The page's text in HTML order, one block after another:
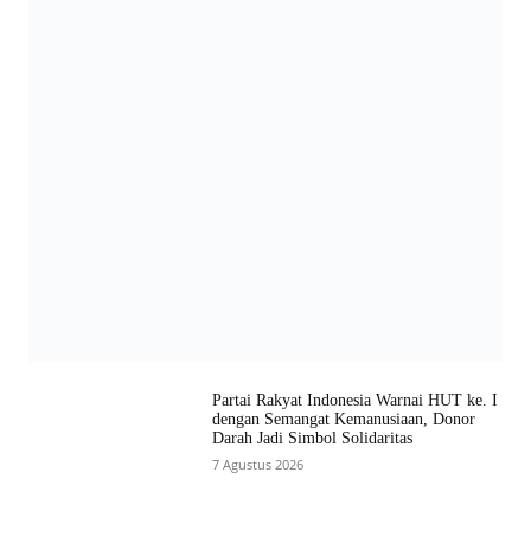
Partai Rakyat Indonesia Warnai HUT ke. I
dengan Semangat Kemanusiaan, Donor
Darah Jadi Simbol Solidaritas
7 Agustus 2026